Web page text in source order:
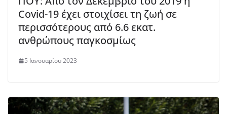
Covid-19 έχει στοιχίσει τη ζωή σε
περισσότερους από 6.6 εκατ.
ανθρώπους παγκοσμίως
5 Ιανουαρίου 2023